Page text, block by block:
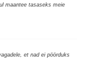
maantee tasaseks meie
et nad ei pöörduks